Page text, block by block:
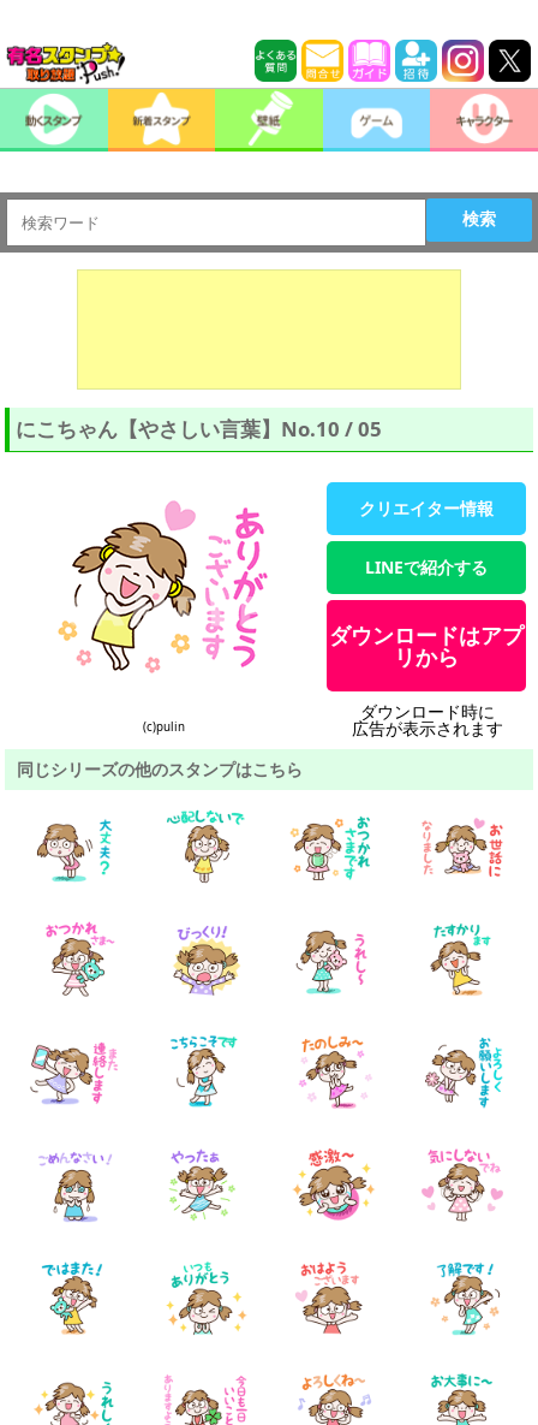
検索
にこちゃん【やさしい言葉】No.10 / 05
(c)pulin
クリエイター情報
LINEで紹介する
ダウンロードはアプ
リから
ダウンロード時に
広告が表示されます
同じシリーズの他のスタンプはこちら